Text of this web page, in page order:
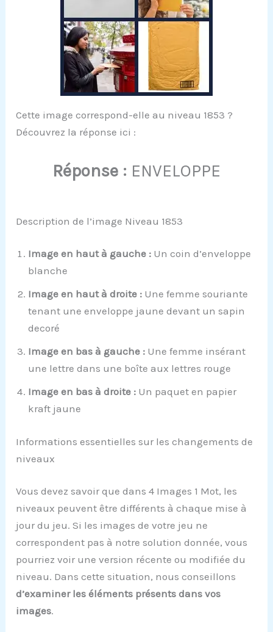
Cette image correspond-elle au niveau 1853 ?
Découvrez la réponse ici :
Réponse : ENVELOPPE
Description de l’image Niveau 1853
Image en haut à gauche : Un coin d’enveloppe
blanche
Image en haut à droite : Une femme souriante
tenant une enveloppe jaune devant un sapin
decoré
Image en bas à gauche : Une femme insérant
une lettre dans une boîte aux lettres rouge
Image en bas à droite : Un paquet en papier
kraft jaune
Informations essentielles sur les changements de
niveaux
Vous devez savoir que dans 4 Images 1 Mot, les
niveaux peuvent être différents à chaque mise à
jour du jeu. Si les images de votre jeu ne
correspondent pas à notre solution donnée, vous
pourriez voir une version récente ou modifiée du
niveau. Dans cette situation, nous conseillons
d’examiner les éléments présents dans vos
images.